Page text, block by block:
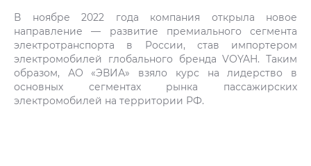
В ноябре 2022 года компания открыла новое
направление — развитие премиального сегмента
электротранспорта в России, став импортером
электромобилей глобального бренда VOYAH. Таким
образом, АО «ЭВИА» взяло курс на лидерство в
основных сегментах рынка пассажирских
электромобилей на территории РФ.